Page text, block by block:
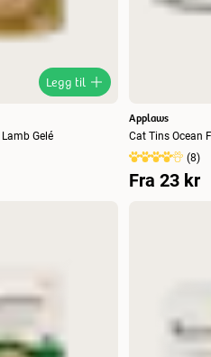
Legg til
Gelé
Applaws
Cat Tins Ocean
(8)
Fra 23 kr